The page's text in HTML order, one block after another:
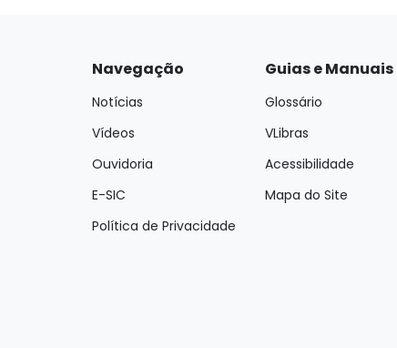
Navegação
Notícias
Vídeos
Ouvidoria
E-SIC
Política de Privacidade
Guias e Manuais
Glossário
VLibras
Acessibilidade
Mapa do Site